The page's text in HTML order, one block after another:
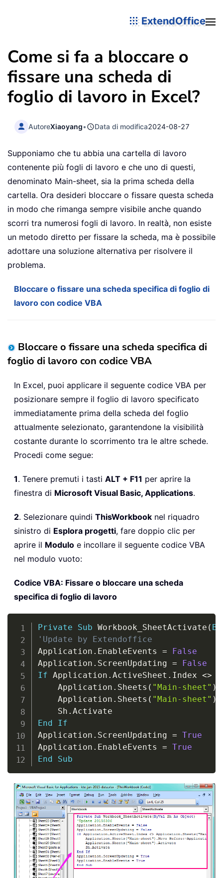
ExtendOffice
Come si fa a bloccare o
fissare una scheda di
foglio di lavoro in Excel?
AutoreXiaoyang• Data di modifica2024-08-27
Supponiamo che tu abbia una cartella di lavoro
contenente più fogli di lavoro e che uno di questi,
denominato Main-sheet, sia la prima scheda della
cartella. Ora desideri bloccare o fissare questa scheda
in modo che rimanga sempre visibile anche quando
scorri tra numerosi fogli di lavoro. In realtà, non esiste
un metodo diretto per fissare la scheda, ma è possibile
adottare una soluzione alternativa per risolvere il
problema.
Bloccare o fissare una scheda specifica di foglio di
lavoro con codice VBA
Bloccare o fissare una scheda specifica di
foglio di lavoro con codice VBA
In Excel, puoi applicare il seguente codice VBA per
posizionare sempre il foglio di lavoro specificato
immediatamente prima della scheda del foglio
attualmente selezionato, garantendone la visibilità
costante durante lo scorrimento tra le altre schede.
Procedi come segue:
1. Tenere premuti i tasti ALT + F11 per aprire la
finestra di Microsoft Visual Basic, Applications.
2. Selezionare quindi ThisWorkbook nel riquadro
sinistro di Esplora progetti, fare doppio clic per
aprire il Modulo e incollare il seguente codice VBA
nel modulo vuoto:
Codice VBA: Fissare o bloccare una scheda
specifica di foglio di lavoro
Private Sub Workbook_SheetActivate (
'Update by Extendoffice
Application . EnableEvents =
False
Application . ScreenUpdating =
False
If Application . ActiveSheet . Index <>
    Application
. Sheets ( "Main-sheet" )
    Application
. Sheets ( "Main-sheet" )
    Sh
.
End
If
Application . ScreenUpdating = True
Application . EnableEvents = True
End
Sub
Copy